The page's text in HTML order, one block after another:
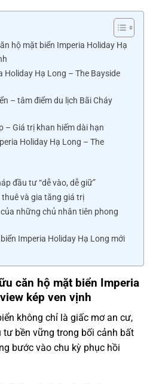
hộ mặt biển Imperia Holiday Hạ
Holiday Hạ Long – The Bayside
– tâm điểm du lịch Bãi Cháy
– Giá trị khan hiếm dài hạn
Holiday Hạ Long – The
đầu tư “dễ vào, dễ giữ”
và gia tăng giá trị
những chủ nhân tiên phong
Imperia Holiday Hạ Long mới
căn hộ mặt biển Imperia
kép ven vịnh
không chỉ là giấc mơ an cư,
bền vững trong bối cảnh bất
bước vào chu kỳ phục hồi